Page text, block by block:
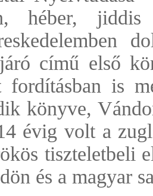
héber,
című első
fordításban is
könyve,
évig volt a
tiszteletbeli
és a magyar